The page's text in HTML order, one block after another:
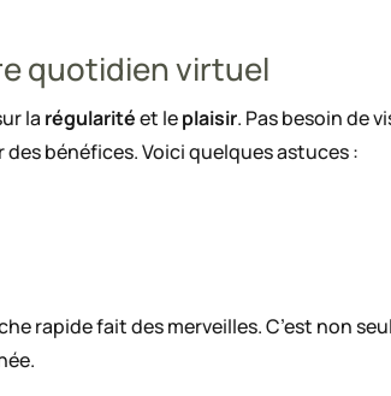
quotidien virtuel
la régularitéet leplaisir. Pas besoin de
bénéfices. Voici quelques astuces :
rapide fait des merveilles. C’est non